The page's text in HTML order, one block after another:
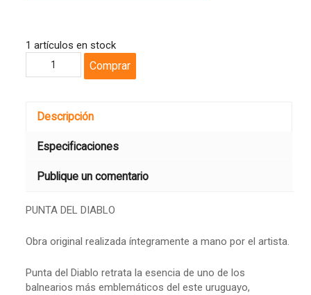
1 artículos en stock
Comprar
Descripción
Especificaciones
Publique un comentario
PUNTA DEL DIABLO
Obra original realizada íntegramente a mano por el artista.
Punta del Diablo retrata la esencia de uno de los
balnearios más emblemáticos del este uruguayo,